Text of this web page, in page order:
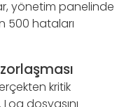
yönetim panelinde
500 hataları
kritik